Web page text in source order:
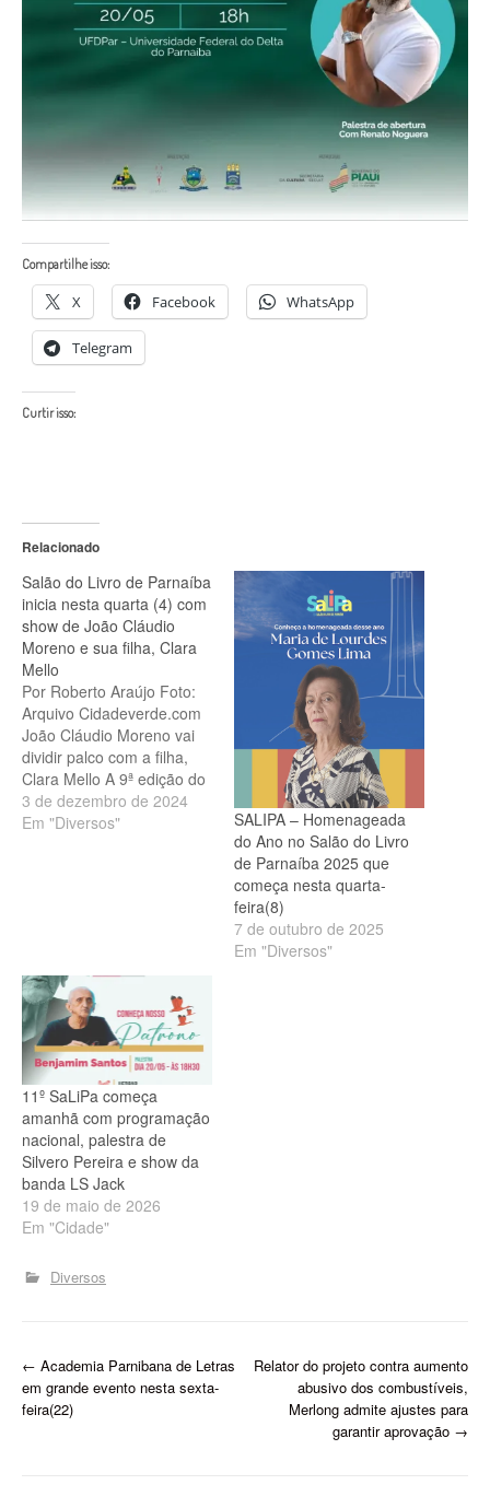
Compartilhe isso:
X Facebook WhatsApp
Telegram
Curtir isso:
Relacionado
Salão do Livro de Parnaíba
inicia nesta quarta (4) com
show de João Cláudio
Moreno e sua filha, Clara
Mello
Por Roberto Araújo Foto:
Arquivo Cidadeverde.com
João Cláudio Moreno vai
dividir palco com a filha,
Clara Mello A 9ª edição do
SaLiPa – Salão do Livro de
Parnaíba – será aberta
3 de dezembro de 2024
Em "Diversos"
SALIPA – Homenageada
do Ano no Salão do Livro
de Parnaíba 2025 que
começa nesta quarta-
feira(8)
7 de outubro de 2025
Em "Diversos"
11º SaLiPa começa
amanhã com programação
nacional, palestra de
Silvero Pereira e show da
banda LS Jack
19 de maio de 2026
Em "Cidade"
Diversos
P
o
← Academia Parnibana de Letras
em grande evento nesta sexta-
feira(22)
Relator do projeto contra aumento
abusivo dos combustíveis,
Merlong admite ajustes para
garantir aprovação →